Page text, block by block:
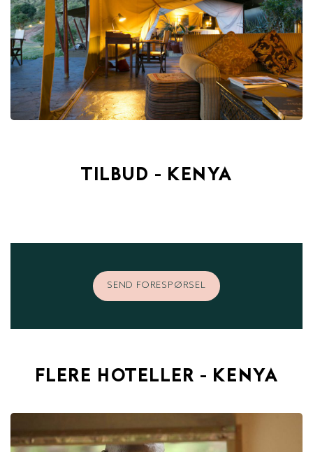
TILBUD - KENYA
SEND FORESPØRSEL
FLERE HOTELLER - KENYA